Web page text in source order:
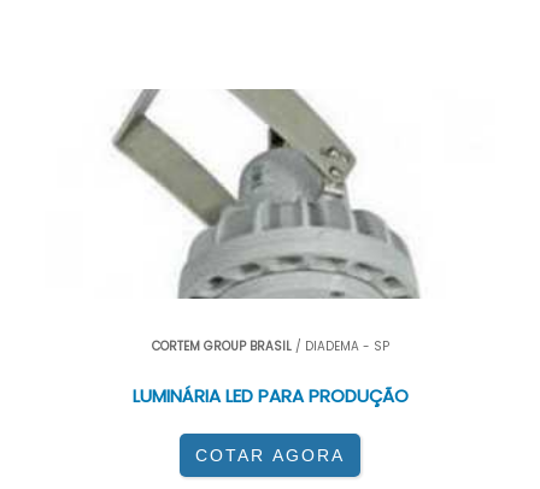
CORTEM GROUP BRASIL/ DIADEMA - SP
LUMINÁRIA LED PARA PRODUÇÃO
COTAR AGORA